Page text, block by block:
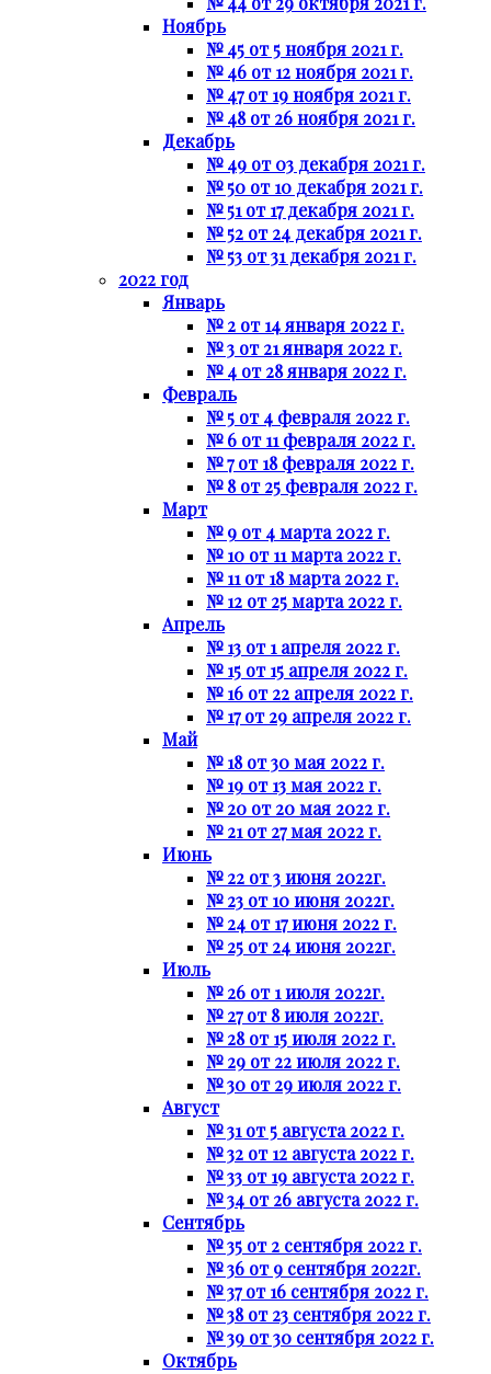
Ноябрь
№ 45 от 5 ноября 2021 г.
№ 46 от 12 ноября 2021 г.
№ 47 от 19 ноября 2021 г.
№ 48 от 26 ноября 2021 г.
Декабрь
№ 49 от 03 декабря 2021 г.
№ 50 от 10 декабря 2021 г.
№ 51 от 17 декабря 2021 г.
№ 52 от 24 декабря 2021 г.
№ 53 от 31 декабря 2021 г.
2022 год
Январь
№ 2 от 14 января 2022 г.
№ 3 от 21 января 2022 г.
№ 4 от 28 января 2022 г.
Февраль
№ 5 от 4 февраля 2022 г.
№ 6 от 11 февраля 2022 г.
№ 7 от 18 февраля 2022 г.
№ 8 от 25 февраля 2022 г.
Март
№ 9 от 4 марта 2022 г.
№ 10 от 11 марта 2022 г.
№ 11 от 18 марта 2022 г.
№ 12 от 25 марта 2022 г.
Апрель
№ 13 от 1 апреля 2022 г.
№ 15 от 15 апреля 2022 г.
№ 16 от 22 апреля 2022 г.
№ 17 от 29 апреля 2022 г.
Май
№ 18 от 30 мая 2022 г.
№ 19 от 13 мая 2022 г.
№ 20 от 20 мая 2022 г.
№ 21 от 27 мая 2022 г.
Июнь
№ 22 от 3 июня 2022г.
№ 23 от 10 июня 2022г.
№ 24 от 17 июня 2022 г.
№ 25 от 24 июня 2022г.
Июль
№ 26 от 1 июля 2022г.
№ 27 от 8 июля 2022г.
№ 28 от 15 июля 2022 г.
№ 29 от 22 июля 2022 г.
№ 30 от 29 июля 2022 г.
Август
№ 31 от 5 августа 2022 г.
№ 32 от 12 августа 2022 г.
№ 33 от 19 августа 2022 г.
№ 34 от 26 августа 2022 г.
Сентябрь
№ 35 от 2 сентября 2022 г.
№ 36 от 9 сентября 2022г.
№ 37 от 16 сентября 2022 г.
№ 38 от 23 сентября 2022 г.
№ 39 от 30 сентября 2022 г.
Октябрь